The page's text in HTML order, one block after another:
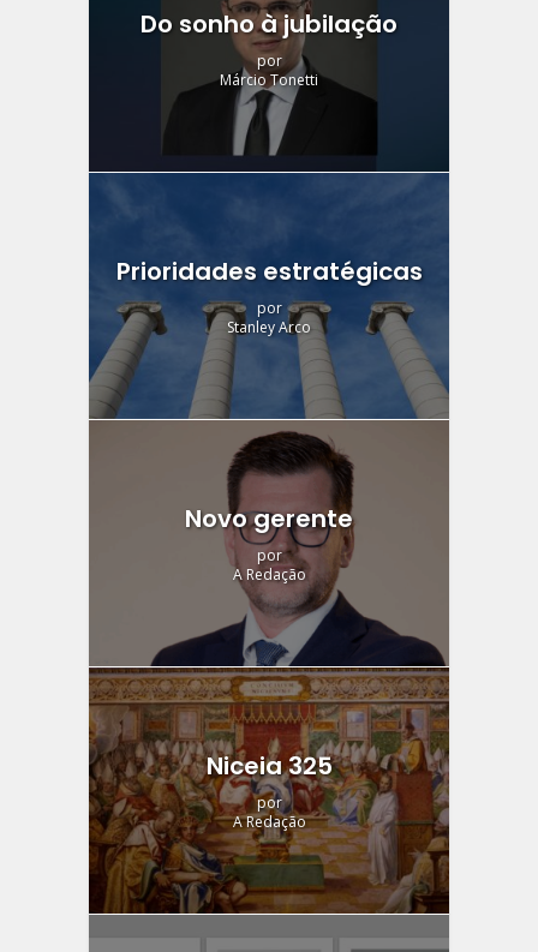
Do sonho à jubilação
por
Márcio Tonetti
Prioridades estratégicas
por
Stanley Arco
Novo gerente
por
A Redação
Niceia 325
por
A Redação